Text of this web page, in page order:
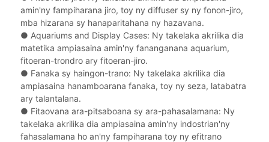
amin'ny fampiharana jiro, toy ny diffuser sy ny fonon-jiro,
mba hizarana sy hanaparitahana ny hazavana.
● Aquariums and Display Cases: Ny takelaka akrilika dia
matetika ampiasaina amin'ny fananganana aquarium,
fitoeran-trondro ary fitoeran-jiro.
● Fanaka sy haingon-trano: Ny takelaka akrilika dia
ampiasaina hanamboarana fanaka, toy ny seza, latabatra
ary talantalana.
● Fitaovana ara-pitsaboana sy ara-pahasalamana: Ny
takelaka akrilika dia ampiasaina amin'ny indostrian'ny
fahasalamana ho an'ny fampiharana toy ny efitrano